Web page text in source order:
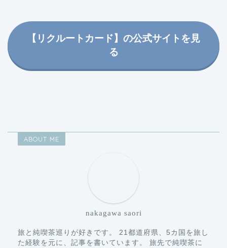
【リクルートカード】の公式サイトを見
る
ABOUT ME
nakagawa saori
旅と純喫茶巡りが好きです。 21都道府県、5カ国を旅し
た経験を元に、記事を書いています。 旅先で純喫茶に